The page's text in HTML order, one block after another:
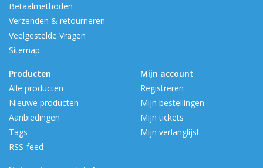
Betaalmethoden
Verzenden & retourneren
Veelgestelde Vragen
Sitemap
Producten
Alle producten
Nieuwe producten
Aanbiedingen
Tags
RSS-feed
Mijn account
Registreren
Mijn bestellingen
Mijn tickets
Mijn verlanglijst